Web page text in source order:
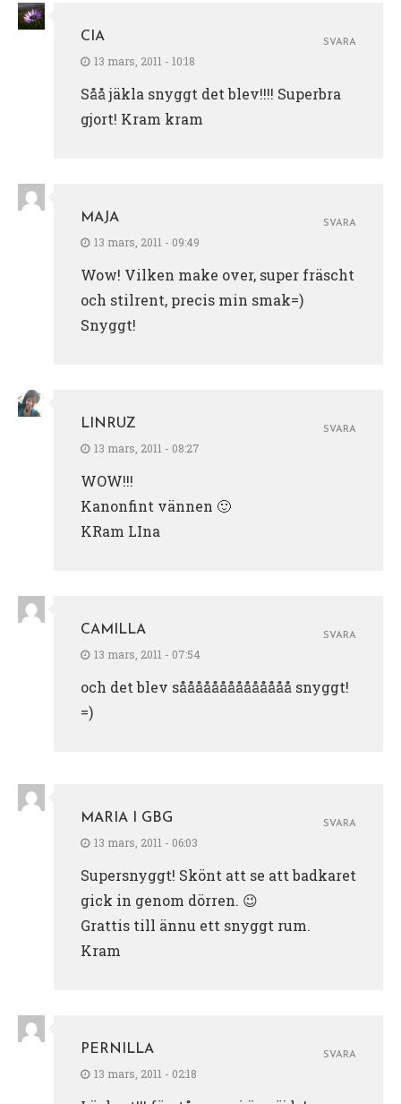
CIA
13 mars, 2011 - 10:18
Såå jäkla snyggt det blev!!!! Superbra
gjort! Kram kram
SVARA
MAJA
13 mars, 2011 - 09:49
Wow! Vilken make over, super fräscht
och stilrent, precis min smak=)
Snyggt!
SVARA
LINRUZ
13 mars, 2011 - 08:27
WOW!!!
Kanonfint vännen 🙂
KRam LIna
SVARA
CAMILLA
13 mars, 2011 - 07:54
och det blev såååååååååååååå snyggt!
=)
SVARA
MARIA I GBG
13 mars, 2011 - 06:03
Supersnyggt! Skönt att se att badkaret
gick in genom dörren. 😉
Grattis till ännu ett snyggt rum.
Kram
SVARA
PERNILLA
13 mars, 2011 - 02:18
SVARA